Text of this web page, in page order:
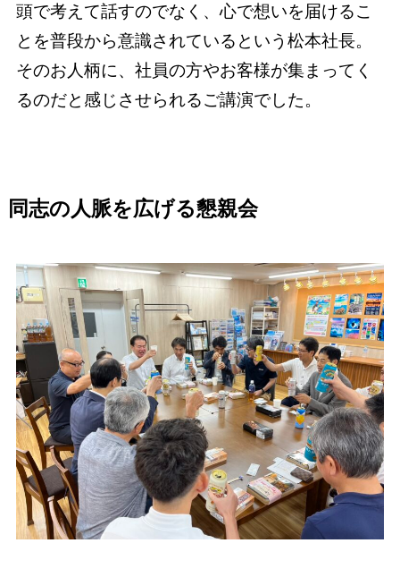
頭で考えて話すのでなく、心で想いを届けるこ
とを普段から意識されているという松本社長。
そのお人柄に、社員の方やお客様が集まってく
るのだと感じさせられるご講演でした。
同志の人脈を広げる懇親会